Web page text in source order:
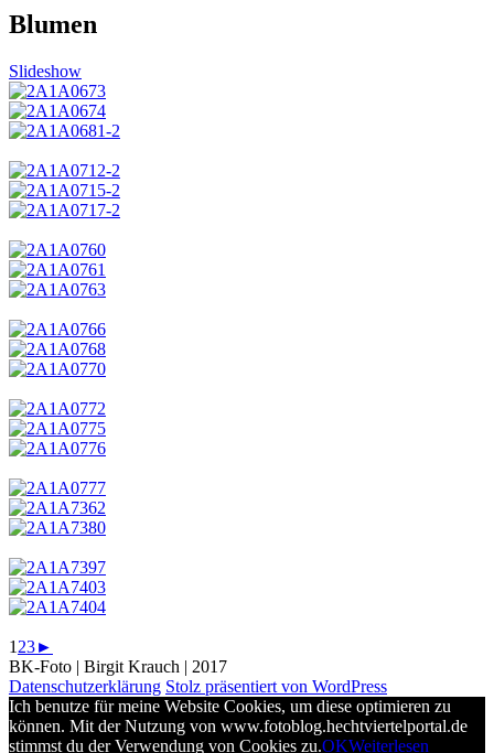
Blumen
Slideshow
1 23►
BK-Foto | Birgit Krauch | 2017
Datenschutzerklärung Stolz präsentiert von WordPress
Ich benutze für meine Website Cookies, um diese optimieren zu
können. Mit der Nutzung von www.fotoblog.hechtviertelportal.de
stimmst du der Verwendung von Cookies zu.OKWeiterlesen